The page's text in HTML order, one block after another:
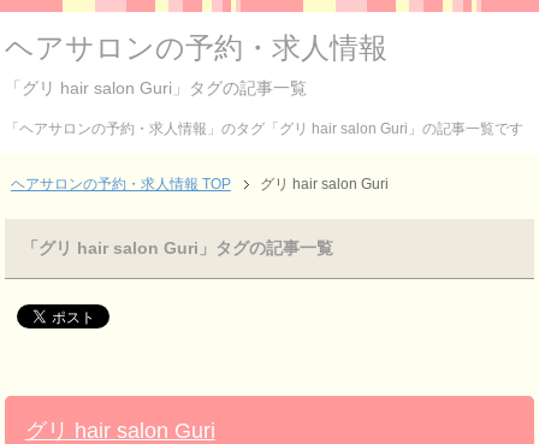
ヘアサロンの予約・求人情報
「グリ hair salon Guri」タグの記事一覧
「ヘアサロンの予約・求人情報」のタグ「グリ hair salon Guri」の記事一覧です
ヘアサロンの予約・求人情報 TOP グリ hair salon Guri
「グリ hair salon Guri」タグの記事一覧
グリ hair salon Guri